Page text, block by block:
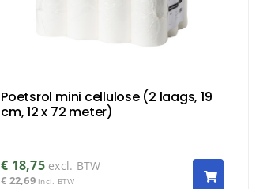
Poetsrol mini cellulose (2 laags, 19
cm, 12 x 72 meter)
€ 18,75 excl. BTW
€ 22,69 incl. BTW